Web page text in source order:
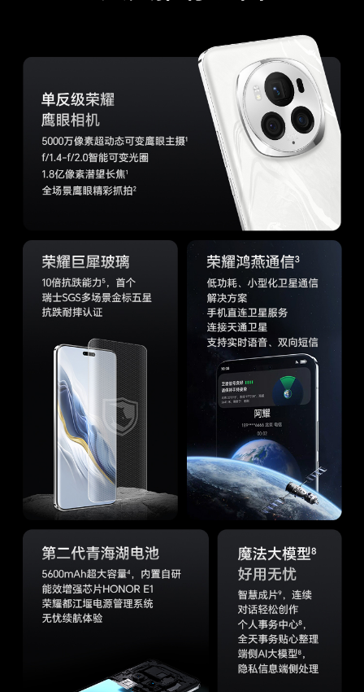
多点触控，最多支持10点触控
93.20%(备注:数据来源于荣耀实验室，仅供参
考。)
屏幕刷新率
1~120Hz
显示技术
HDR显示（图片和视频）、LTPO 1~120Hz自适
应刷新率、视频画质增强
护眼技术
4320Hz PWM调光、护眼模式、类自然光护眼、
助眠显示、自然色彩显示(备注:本产品非医疗器
运行内存
（RAM）
12GB(备注:可使用的内存容量小于此值，因为手机
软件占用部分空间。)
机身内存
（ROM）
256GB(备注:可使用的内存容量小于此值，因为手
机软件占用部分空间。)
拍摄功能
后置摄像头
后置摄像头：5000万像素广角摄像头(f/1.4-f/2.0
光圈，支持OIS光学防抖) + 1.8亿像素潜望式长焦
摄像头(f/2.6光圈，支持OIS光学防抖) + 5000万
像素超广角摄像头(f/2.0光圈) ，支持自动对焦(备
注:不同拍照模式的照片像素可能有差异，请以实
际为准。)
前置摄像头
前置摄像头：5000万像素广角摄像头（f/2.0光
圈） + 3D深感摄像头(备注:不同拍照模式的照片
像素可能有差异，请以实际为准)
后置摄像头照片
分辨率
最大可支持16384 x 12288像素(备注:不同拍照模
式的照片像素可能有差异，请以实际为准。)
后置摄像头摄像
分辨率
最大可支持 3840 × 2160像素(备注:不同拍摄模式
的视频像素可能有差异，请以实际为准。)
前置摄像头照片
分辨率
最大可支持8128 x 6096像素(备注:不同拍照模式
的照片像素可能有差异，请以实际为准。)
最大可支持3840×2160像素(备注:不同拍摄模式的
视频像素可能有差异，请以实际为准。)
4K视频拍摄：30/60 FPS
1080P视频拍摄：30/60 FPS